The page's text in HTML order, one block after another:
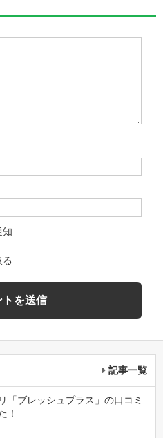
知
記事一覧
「ブレッシュプラス」の口コミ
！